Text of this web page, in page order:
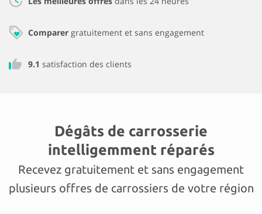
Comparer gratuitement et sans engagement
9.1 satisfaction des clients
Dégâts de carrosserie
intelligemment réparés
Recevez gratuitement et sans engagement
plusieurs offres de carrossiers de votre région